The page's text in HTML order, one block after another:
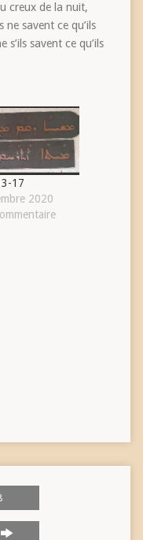
creux de la nuit,
savent ce qu’ils
savent ce qu’ils
17
2020